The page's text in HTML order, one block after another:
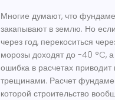
Многие думают, что
закапывают в землю. Но
через год, перекоситься
морозы доходят до -40 °C,
ошибка в расчетах
трещинами. Расчет
которой строительство